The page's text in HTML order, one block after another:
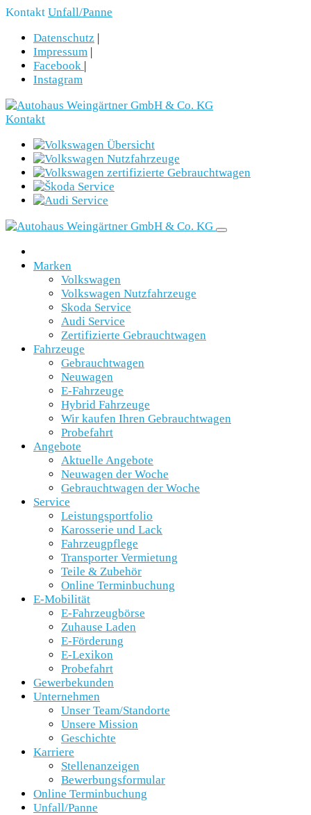
Kontakt Unfall/Panne
Datenschutz |
Impressum |
Facebook |
Instagram
Kontakt
Marken
Volkswagen
Volkswagen Nutzfahrzeuge
Skoda Service
Audi Service
Zertifizierte Gebrauchtwagen
Fahrzeuge
Gebrauchtwagen
Neuwagen
E-Fahrzeuge
Hybrid Fahrzeuge
Wir kaufen Ihren Gebrauchtwagen
Probefahrt
Angebote
Aktuelle Angebote
Neuwagen der Woche
Gebrauchtwagen der Woche
Service
Leistungsportfolio
Karosserie und Lack
Fahrzeugpflege
Transporter Vermietung
Teile & Zubehör
Online Terminbuchung
E-Mobilität
E-Fahrzeugbörse
Zuhause Laden
E-Förderung
E-Lexikon
Probefahrt
Gewerbekunden
Unternehmen
Unser Team/Standorte
Unsere Mission
Geschichte
Karriere
Stellenanzeigen
Bewerbungsformular
Online Terminbuchung
Unfall/Panne